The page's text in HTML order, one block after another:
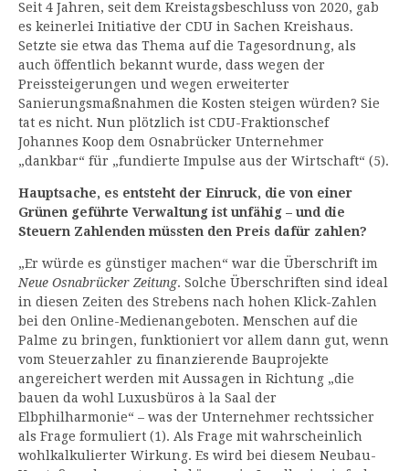
Seit 4 Jahren, seit dem Kreistagsbeschluss von 2020, gab
es keinerlei Initiative der CDU in Sachen Kreishaus.
Setzte sie etwa das Thema auf die Tagesordnung, als
auch öffentlich bekannt wurde, dass wegen der
Preissteigerungen und wegen erweiterter
Sanierungsmaßnahmen die Kosten steigen würden? Sie
tat es nicht. Nun plötzlich ist CDU-Fraktionschef
Johannes Koop dem Osnabrücker Unternehmer
„dankbar“ für „fundierte Impulse aus der Wirtschaft“ (5).
Hauptsache, es entsteht der Einruck, die von einer
Grünen geführte Verwaltung ist unfähig – und die
Steuern Zahlenden müssten den Preis dafür zahlen?
„Er würde es günstiger machen“ war die Überschrift im
Neue Osnabrücker Zeitung. Solche Überschriften sind ideal
in diesen Zeiten des Strebens nach hohen Klick-Zahlen
bei den Online-Medienangeboten. Menschen auf die
Palme zu bringen, funktioniert vor allem dann gut, wenn
vom Steuerzahler zu finanzierende Bauprojekte
angereichert werden mit Aussagen in Richtung „die
bauen da wohl Luxusbüros à la Saal der
Elbphilharmonie“ – was der Unternehmer rechtssicher
als Frage formuliert (1). Als Frage mit wahrscheinlich
wohlkalkulierter Wirkung. Es wird bei diesem Neubau-